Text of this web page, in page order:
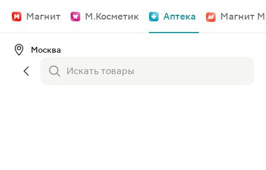
Магнит М.Косметик Аптека Магнит
Москва